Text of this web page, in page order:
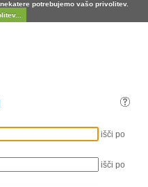
potrebujemo vašo privolitev.
išči po
išči po